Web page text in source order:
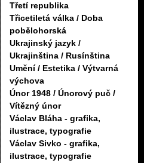
Třetí republika
Třicetiletá válka / Doba
pobělohorská
Ukrajinský jazyk /
Ukrajinština / Rusínština
Umění / Estetika / Výtvarná
výchova
Únor 1948 / Únorový puč /
Vítězný únor
Václav Bláha - grafika,
ilustrace, typografie
Václav Sivko - grafika,
ilustrace, typografie